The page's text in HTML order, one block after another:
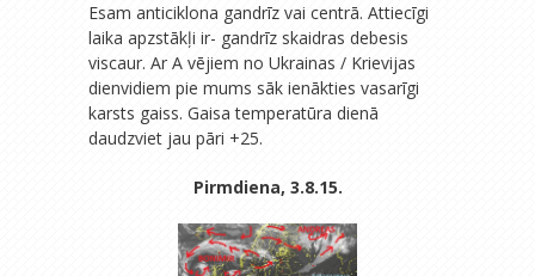
Esam anticiklona gandrīz vai centrā. Attiecīgi
laika apzstākļi ir- gandrīz skaidras debesis
viscaur. Ar A vējiem no Ukrainas / Krievijas
dienvidiem pie mums sāk ienākties vasarīgi
karsts gaiss. Gaisa temperatūra dienā
daudzviet jau pāri +25.
Pirmdiena, 3.8.15.